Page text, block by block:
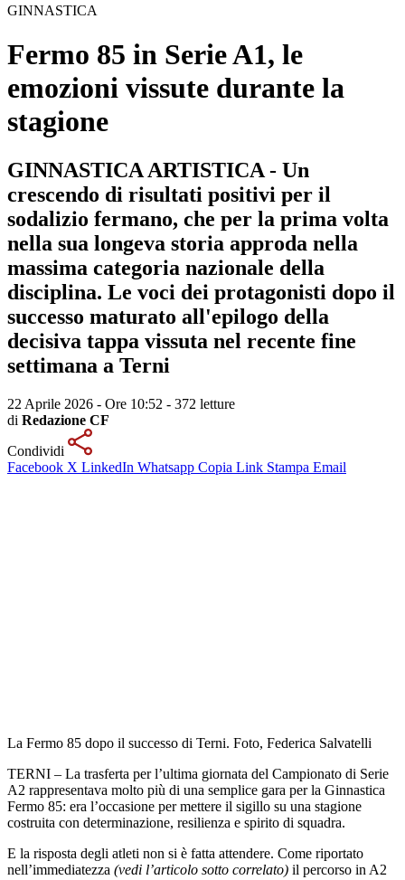
GINNASTICA
Fermo 85 in Serie A1, le
emozioni vissute durante la
stagione
GINNASTICA ARTISTICA - Un
crescendo di risultati positivi per il
sodalizio fermano, che per la prima volta
nella sua longeva storia approda nella
massima categoria nazionale della
disciplina. Le voci dei protagonisti dopo il
successo maturato all'epilogo della
decisiva tappa vissuta nel recente fine
settimana a Terni
22 Aprile 2026 - Ore 10:52 - 372 letture
di Redazione CF
Condividi
Facebook X LinkedIn Whatsapp Copia Link Stampa Email
La Fermo 85 dopo il successo di Terni. Foto, Federica Salvatelli
TERNI – La trasferta per l’ultima giornata del Campionato di Serie
A2 rappresentava molto più di una semplice gara per la Ginnastica
Fermo 85: era l’occasione per mettere il sigillo su una stagione
costruita con determinazione, resilienza e spirito di squadra.
E la risposta degli atleti non si è fatta attendere. Come riportato
nell’immediatezza (vedi l’articolo sotto correlato) il percorso in A2